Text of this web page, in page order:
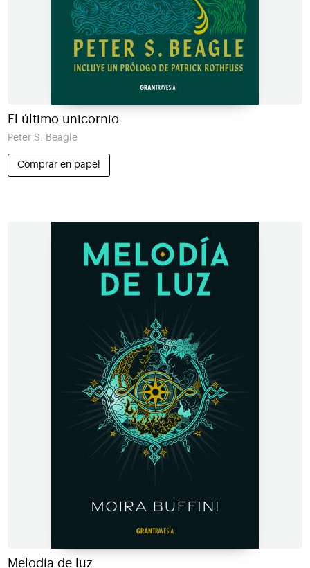
El último unicornio
Peter S. Beagle
Comprar en papel
Melodía de luz